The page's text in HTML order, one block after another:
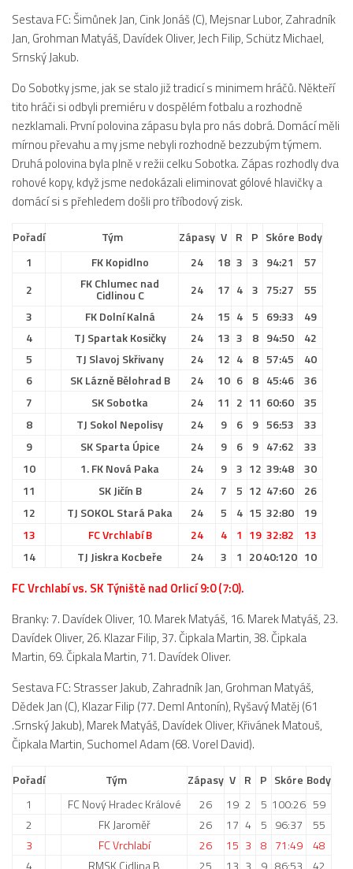
Zápasy SD 2026/27
Hráči
Zápasy
Ml. dorost
Zápasy MD
Hráči
Realizační tým
Zápasy
St. žáci
Zápasy SŽ 2025/26
Realizační tým
Realizační tým
Rozpis zápasů
Mladší přípravka
Zápasy
Realizační tým
Fotbalová školka
Kontakty
Bazárek
Sestava FC: Šimůnek Jan, Cink Jonáš (C), Mejsnar Lubor, Zahradník
Jan, Grohman Matyáš, Davídek Oliver, Jech Filip, Schütz Michael,
Srnský Jakub.
Do Sobotky jsme, jak se stalo již tradicí s minimem hráčů. Někteří
tito hráči si odbyli premiéru v dospělém fotbalu a rozhodně
nezklamali. První polovina zápasu byla pro nás dobrá. Domácí měli
mírnou převahu a my jsme nebyli rozhodně bezzubým týmem.
Druhá polovina byla plně v režii celku Sobotka. Zápas rozhodly dva
rohové kopy, když jsme nedokázali eliminovat gólové hlavičky a
domácí si s přehledem došli pro tříbodový zisk.
Pořadí Tým Zápasy V R P Skóre Body
1
FK Kopidlno 24 18 3 3 94:21
57
2
FK Chlumec nad
Cidlinou C 24 17 4 3 75:27
55
3
FK Dolní Kalná 24 15 4 5 69:33
49
4
TJ Spartak Kosičky 24 13 3 8 94:50
42
5
TJ Slavoj Skřivany 24 12 4 8 57:45
40
6
SK Lázně Bělohrad B 24 10 6 8 45:46
36
7
SK Sobotka 24 11 2 11 60:60
35
8
TJ Sokol Nepolisy 24 9 6 9 56:53
33
9
SK Sparta Úpice 24 9 6 9 47:62
33
10
1. FK Nová Paka 24 9 3 12 39:48
30
11
SK Jičín B 24 7 5 12 47:60
26
12
TJ SOKOL Stará Paka 24 5 4 15 32:80
19
13
FC Vrchlabí B 24 4 1 19 32:82
13
14
TJ Jiskra Kocbeře 24 3 1 2040:120 10
FC Vrchlabí vs. SK Týniště nad Orlicí 9:0 (7:0).
Branky: 7. Davídek Oliver, 10. Marek Matyáš, 16. Marek Matyáš, 23.
Davídek Oliver, 26. Klazar Filip, 37. Čipkala Martin, 38. Čipkala
Martin, 69. Čipkala Martin, 71. Davídek Oliver.
Sestava FC: Strasser Jakub, Zahradník Jan, Grohman Matyáš,
Dědek Jan (C), Klazar Filip (77. Deml Antonín), Ryšavý Matěj (61
.Srnský Jakub), Marek Matyáš, Davídek Oliver, Křivánek Matouš,
Čipkala Martin, Suchomel Adam (68. Vorel David).
Pořadí Tým Zápasy V R P Skóre Body
1
FC Nový Hradec Králové 26 19 2 5 100:26 59
2
FK Jaroměř 26 17 4 5 96:37
55
3
FC Vrchlabí 26 15 3 8 71:49
48
4
RMSK Cidlina B 25 13 3 9 86:53 42